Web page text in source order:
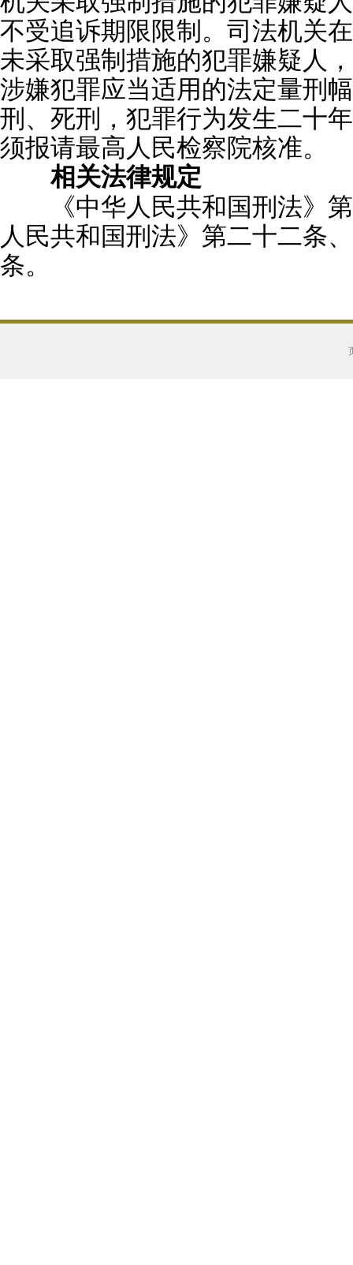
不受追诉期限限制。司法机关
未采取强制措施的犯罪嫌疑人
涉嫌犯罪应当适用的法定量刑
刑、死刑，犯罪行为发生二十
须报请最高人民检察院核准。
相关法律规定
《中华人民共和国刑法》第
人民共和国刑法》第二十二条
条。